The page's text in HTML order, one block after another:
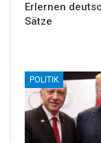
Erlernen
Sätze
POLITIK